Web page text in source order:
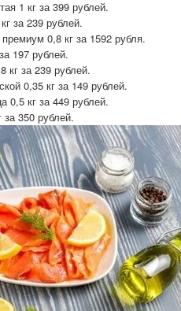
1 кг за 399 рублей.
за 239 рублей.
0,8 кг за 1592 рубля.
197 рублей.
кг за 239 рублей.
0,35 кг за 149 рублей.
0,5 кг за 449 рублей.
350 рублей.